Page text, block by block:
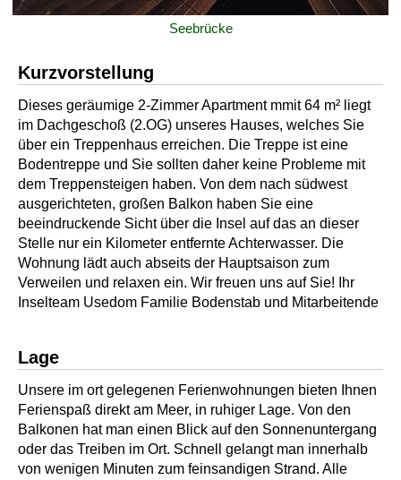
Seebrücke
Kurzvorstellung
Dieses geräumige 2-Zimmer Apartment mmit 64 m² liegt
im Dachgeschoß (2.OG) unseres Hauses, welches Sie
über ein Treppenhaus erreichen. Die Treppe ist eine
Bodentreppe und Sie sollten daher keine Probleme mit
dem Treppensteigen haben. Von dem nach südwest
ausgerichteten, großen Balkon haben Sie eine
beeindruckende Sicht über die Insel auf das an dieser
Stelle nur ein Kilometer entfernte Achterwasser. Die
Wohnung lädt auch abseits der Hauptsaison zum
Verweilen und relaxen ein. Wir freuen uns auf Sie! Ihr
Inselteam Usedom Familie Bodenstab und Mitarbeitende
Lage
Unsere im ort gelegenen Ferienwohnungen bieten Ihnen
Ferienspaß direkt am Meer, in ruhiger Lage. Von den
Balkonen hat man einen Blick auf den Sonnenuntergang
oder das Treiben im Ort. Schnell gelangt man innerhalb
von wenigen Minuten zum feinsandigen Strand. Alle